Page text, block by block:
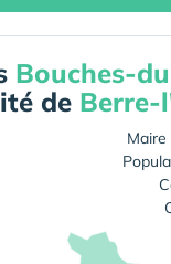
Bouches-
de Berre-
Maire